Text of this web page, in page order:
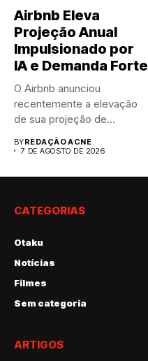
Airbnb Eleva
Projeção Anual
Impulsionado por
IA e Demanda Forte
O Airbnb anunciou
recentemente a elevação
de sua projeção de
BYREDAÇÃO ACNE
7 DE AGOSTO DE 2026
CATEGORIAS
Otaku
Notícias
Filmes
Sem categoria
ARTIGOS